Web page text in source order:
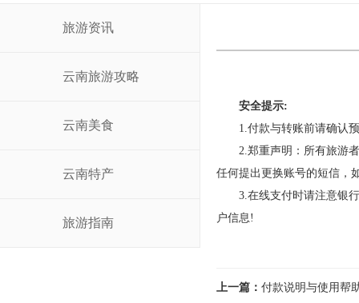
旅游资讯
云南旅游攻略
云南美食
云南特产
旅游指南
安全提示:
1.付款与转账前请确认预
2.郑重声明：所有旅游者
任何提出更换账号的短信，
3.在线支付时请注意银行
户信息!
上一篇： 付款说明与使用帮